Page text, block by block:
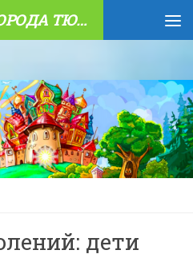
МАДОУ Д/С №134 ГОРОДА ТЮМЕНИ
дети